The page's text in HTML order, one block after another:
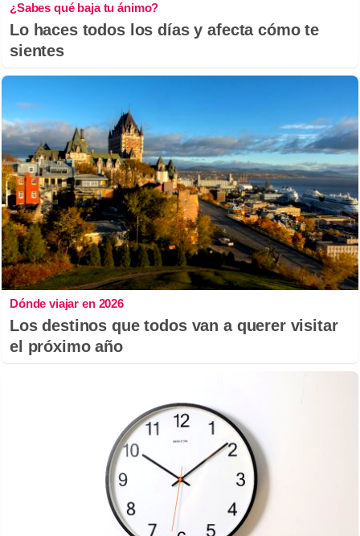
¿Sabes qué baja tu ánimo?
Lo haces todos los días y afecta cómo te
sientes
Dónde viajar en 2026
Los destinos que todos van a querer visitar
el próximo año